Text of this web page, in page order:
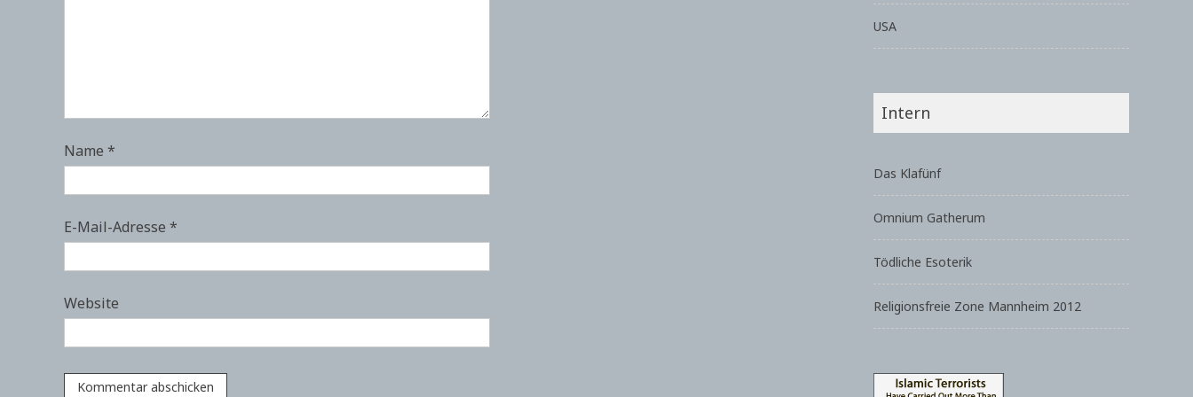
Name *
E-Mail-Adresse *
Website
USA
Intern
Das Klafünf
Omnium Gatherum
Tödliche Esoterik
Religionsfreie Zone Mannheim 2012